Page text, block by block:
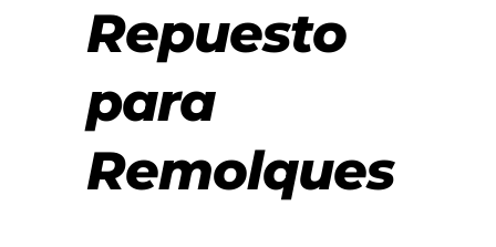
Repuesto
para
Remolques